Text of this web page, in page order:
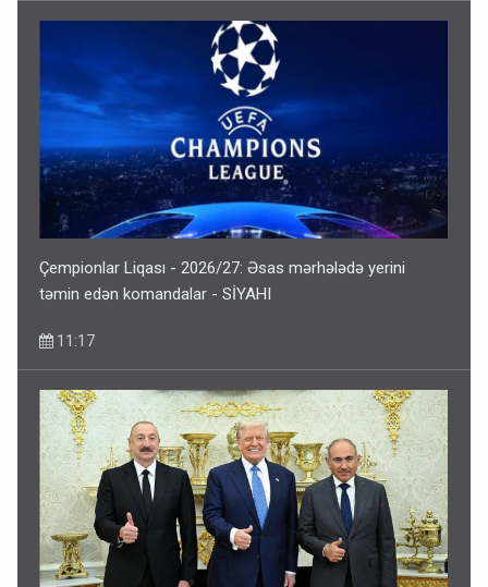
Çempionlar Liqası - 2026/27: Əsas mərhələdə yerini
təmin edən komandalar - SİYAHI
11:17